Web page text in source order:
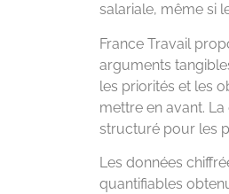
salariale, même si
France Travail
arguments
les priorités et les
mettre en avant.
structuré pour les
Les données
quantifiables